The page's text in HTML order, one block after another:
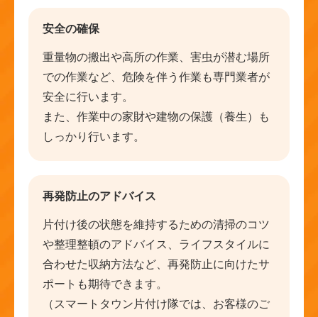
安全の確保
重量物の搬出や高所の作業、害虫が潜む場所
での作業など、危険を伴う作業も専門業者が
安全に行います。
また、作業中の家財や建物の保護（養生）も
しっかり行います。
再発防止のアドバイス
片付け後の状態を維持するための清掃のコツ
や整理整頓のアドバイス、ライフスタイルに
合わせた収納方法など、再発防止に向けたサ
ポートも期待できます。
（スマートタウン片付け隊では、お客様のご